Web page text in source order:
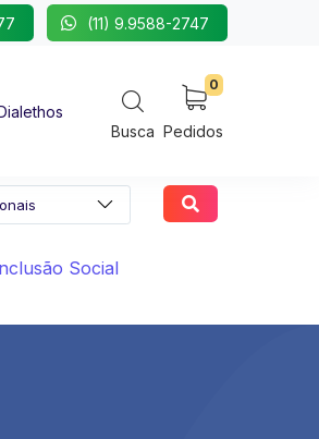
(11) 9.9588-2747
Busca
0
Pedidos
Social